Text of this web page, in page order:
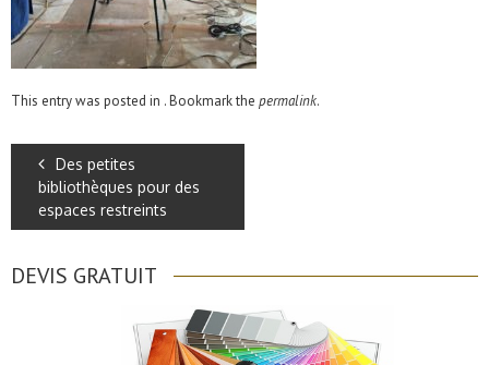
This entry was posted in . Bookmark the permalink.
Des petites
bibliothèques pour des
espaces restreints
DEVIS GRATUIT